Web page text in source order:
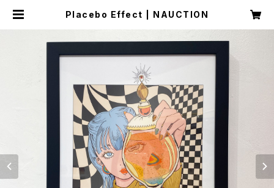
Placebo Effect | NAUCTION